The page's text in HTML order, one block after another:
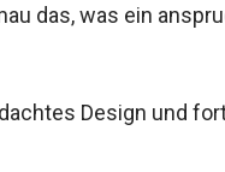
das, was ein
Design und